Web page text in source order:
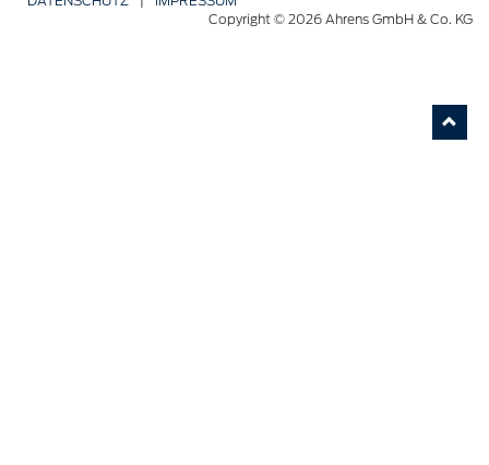
Copyright © 2026 Ahrens GmbH & Co. KG